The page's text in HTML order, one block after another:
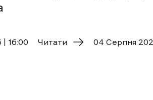
| 16:00 Читати 04 Cерпня